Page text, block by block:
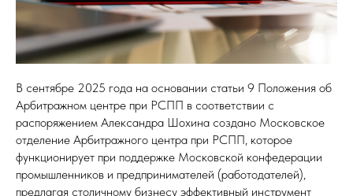
В сентябре 2025 года на основании статьи 9 Положения об
Арбитражном центре при РСПП в соответствии с
распоряжением Александра Шохина создано Московское
отделение Арбитражного центра при РСПП, которое
функционирует при поддержке Московской конфедерации
промышленников и предпринимателей (работодателей),
предлагая столичному бизнесу эффективный инструмент